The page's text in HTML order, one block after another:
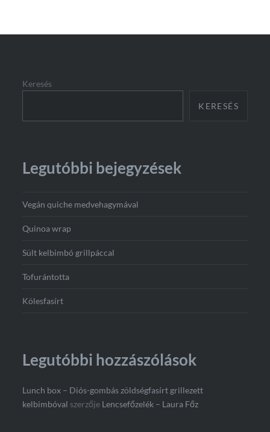
Keresés
KERESÉS
Legutóbbi bejegyzések
Vegán quiche medvehagymával
Quinoa wrap
Sült kelbimbó grillpáccal
Tofurántotta
Kölesfasírt
Legutóbbi hozzászólások
Lunch box – Diós-gombás zöldségfasírt grillezett
kelbimbóval szerzője Lencsefőzelék – Laura Főz